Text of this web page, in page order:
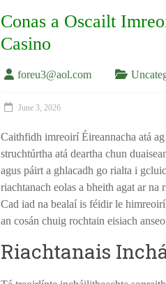
Conas a Oscailt
Casino
foreu3@aol.com
June 3, 2026
Caithfidh imreoirí Éireannacha atá
struchtúrtha atá deartha chun
agus páirt a ghlacadh go rialta i
riachtanach eolas a bheith agat ar
Cad iad na bealaí is féidir le himreoirí
an cosán chuig rochtain eisiach
Riachtanais